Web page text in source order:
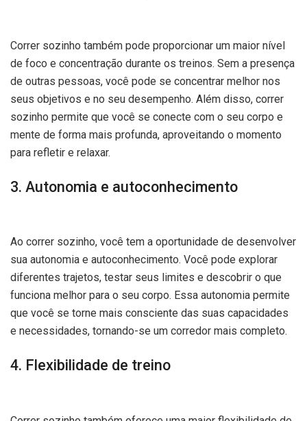
Correr sozinho também pode proporcionar um maior nível
de foco e concentração durante os treinos. Sem a presença
de outras pessoas, você pode se concentrar melhor nos
seus objetivos e no seu desempenho. Além disso, correr
sozinho permite que você se conecte com o seu corpo e
mente de forma mais profunda, aproveitando o momento
para refletir e relaxar.
3. Autonomia e autoconhecimento
Ao correr sozinho, você tem a oportunidade de desenvolver
sua autonomia e autoconhecimento. Você pode explorar
diferentes trajetos, testar seus limites e descobrir o que
funciona melhor para o seu corpo. Essa autonomia permite
que você se torne mais consciente das suas capacidades
e necessidades, tornando-se um corredor mais completo.
4. Flexibilidade de treino